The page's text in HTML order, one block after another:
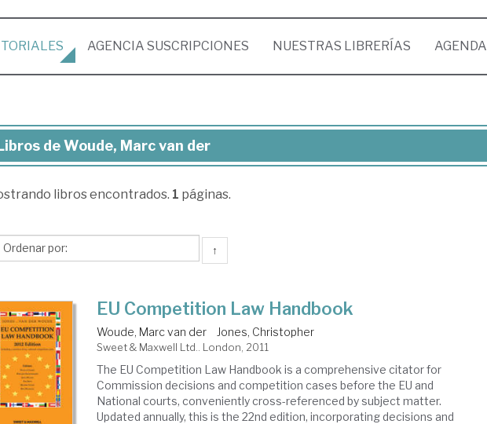
AGENCIA SUSCRIPCIONES NUESTRAS LIBRERÍAS AGENDA
de Woude, Marc van der
libros encontrados. 1 páginas.
↑
EU Competition Law Handbook
Woude, Marc van der Jones, Christopher
Sweet & Maxwell Ltd.. London, 2011
The EU Competition Law Handbook is a comprehensive citator for
Commission decisions and competition cases before the EU and
National courts, conveniently cross-referenced by subject matter.
Updated annually, this is the 22nd edition, incorporating decisions and